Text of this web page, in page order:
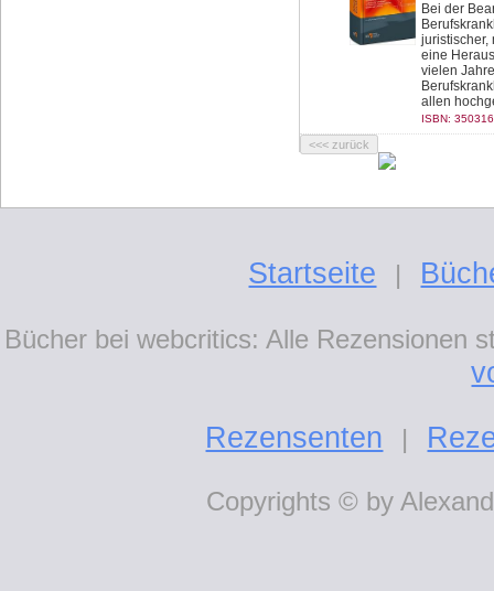
Bei der
juristischer,
eine
vielen
allen
ISBN:
Startseite |
Bücher bei webcritics: Alle Rezensionen
Rezensenten
|
Copyrights © by